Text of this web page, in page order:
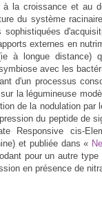
la croissance et au
du système
externes en
à longue distance)
avec les
d'un processus
la légumineuse
de la nodulation par
du peptide de
Responsive cis-
et publiée dans «
pour un autre
en présence de